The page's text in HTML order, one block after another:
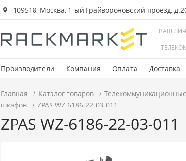
109518, Москва, 1-ый Грайвороновский проезд,
ВАШ
Производители Компания Оплата Доставка
и стойки
СКС
Главная Каталог товаров
шкафов
ZPAS WZ-6186-22-03-011
ZPAS WZ-6186-22-03-011